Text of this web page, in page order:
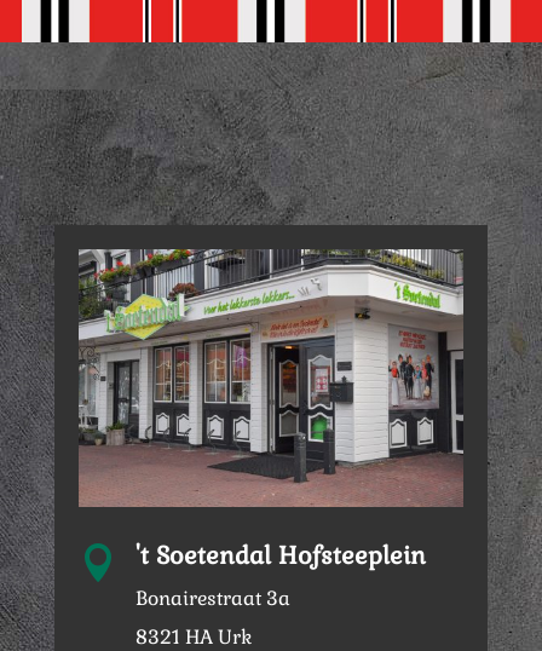
 't Soetendal Hofsteeplein
Bonairestraat 3a
8321 HA Urk